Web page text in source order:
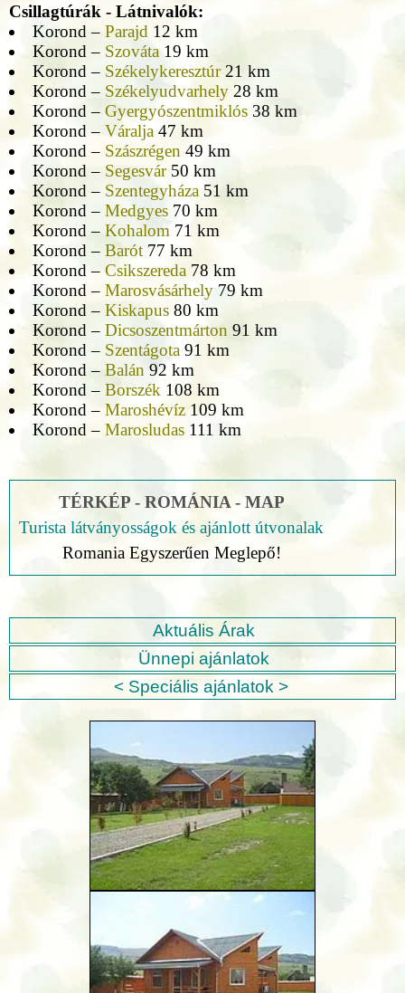
Csillagtúrák - Látnivalók:
Korond – Parajd 12 km
Korond – Szováta19 km
Korond – Székelykeresztúr21 km
Korond – Székelyudvarhely28 km
Korond – Gyergyószentmiklós38 km
Korond – Váralja47 km
Korond – Szászrégen 49 km
Korond – Segesvár50 km
Korond – Szentegyháza51 km
Korond – Medgyes70 km
Korond – Kohalom 71 km
Korond – Barót77 km
Korond – Csikszereda 78 km
Korond – Marosvásárhely79 km
Korond – Kiskapus80 km
Korond – Dicsoszentmárton 91 km
Korond – Szentágota91 km
Korond – Balán 92 km
Korond – Borszék 108 km
Korond – Maroshévíz109 km
Korond – Marosludas111 km
TÉRKÉP - ROMÁNIA - MAP
Turista látványosságok és ajánlott útvonalak
Romania Egyszerűen Meglepő!
Aktuális Árak
Ünnepi ajánlatok
< Speciális ajánlatok >